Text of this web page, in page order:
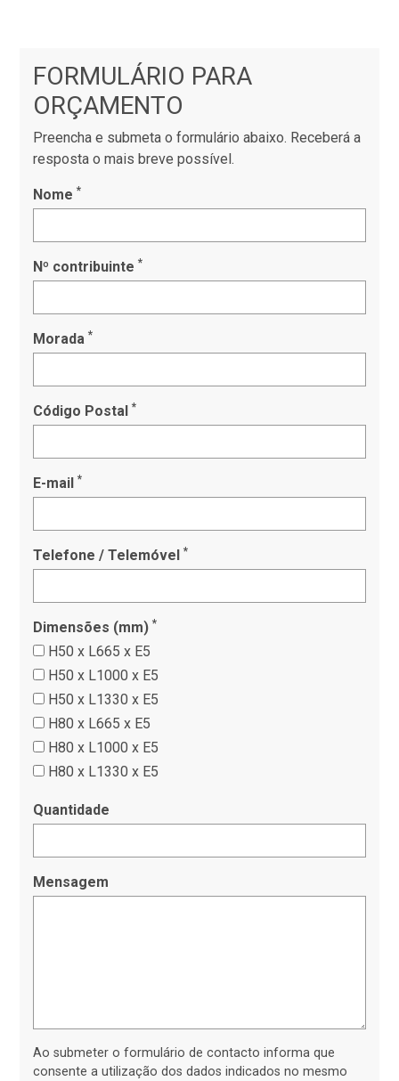
FORMULÁRIO PARA
ORÇAMENTO
Preencha e submeta o formulário abaixo. Receberá a
resposta o mais breve possível.
Nome*
Nº contribuinte*
Morada*
Código Postal*
E-mail*
Telefone / Telemóvel*
Dimensões (mm)*
H50 x L665 x E5
H50 x L1000 x E5
H50 x L1330 x E5
H80 x L665 x E5
H80 x L1000 x E5
H80 x L1330 x E5
Quantidade
Mensagem
Ao submeter o formulário de contacto informa que
consente a utilização dos dados indicados no mesmo